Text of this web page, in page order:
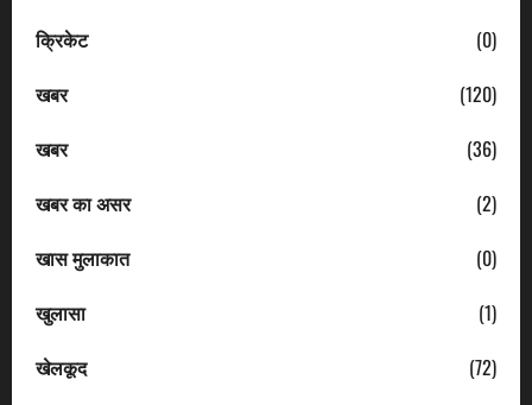
क्रिकेट
(0)
खबर
(120)
खबर
(36)
खबर का असर
(2)
खास मुलाकात
(0)
खुलासा
(1)
खेलकूद
(72)